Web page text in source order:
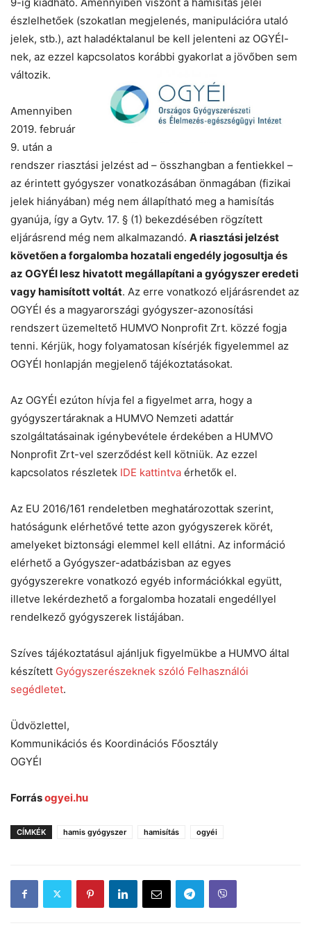
észlelhetőek (szokatlan megjelenés, manipulációra utaló
jelek, stb.), azt haladéktalanul be kell jelenteni az OGYÉI-
nek, az ezzel kapcsolatos korábbi gyakorlat a jövőben sem
változik.
Amennyiben
2019. február
9. után a
rendszer riasztási jelzést ad – összhangban a fentiekkel –
az érintett gyógyszer vonatkozásában önmagában (fizikai
jelek hiányában) még nem állapítható meg a hamisítás
gyanúja, így a Gytv. 17. § (1) bekezdésében rögzített
eljárásrend még nem alkalmazandó. A riasztási jelzést
követően a forgalomba hozatali engedély jogosultja és
az OGYÉI lesz hivatott megállapítani a gyógyszer eredeti
vagy hamisított voltát. Az erre vonatkozó eljárásrendet az
OGYÉI és a magyarországi gyógyszer-azonosítási
rendszert üzemeltető HUMVO Nonprofit Zrt. közzé fogja
tenni. Kérjük, hogy folyamatosan kísérjék figyelemmel az
OGYÉI honlapján megjelenő tájékoztatásokat.
Az OGYÉI ezúton hívja fel a figyelmet arra, hogy a
gyógyszertáraknak a HUMVO Nemzeti adattár
szolgáltatásainak igénybevétele érdekében a HUMVO
Nonprofit Zrt-vel szerződést kell kötniük. Az ezzel
kapcsolatos részletek IDE kattintva érhetők el.
Az EU 2016/161 rendeletben meghatározottak szerint,
hatóságunk elérhetővé tette azon gyógyszerek körét,
amelyeket biztonsági elemmel kell ellátni. Az információ
elérhető a Gyógyszer-adatbázisban az egyes
gyógyszerekre vonatkozó egyéb információkkal együtt,
illetve lekérdezhető a forgalomba hozatali engedéllyel
rendelkező gyógyszerek listájában.
Szíves tájékoztatásul ajánljuk figyelmükbe a HUMVO által
készített Gyógyszerészeknek szóló Felhasználói
segédletet.
Üdvözlettel,
Kommunikációs és Koordinációs Főosztály
OGYÉI
Forrásogyei.hu
CÍMKÉK hamis gyógyszer hamisítás ogyéi